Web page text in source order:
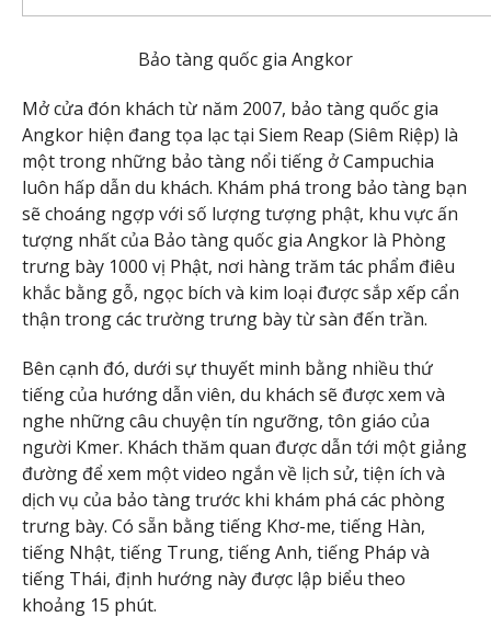
Bảo tàng quốc gia Angkor
Mở cửa đón khách từ năm 2007, bảo tàng quốc gia
Angkor hiện đang tọa lạc tại Siem Reap (Siêm Riệp) là
một trong những bảo tàng nổi tiếng ở Campuchia
luôn hấp dẫn du khách. Khám phá trong bảo tàng bạn
sẽ choáng ngợp với số lượng tượng phật, khu vực ấn
tượng nhất của Bảo tàng quốc gia Angkor là Phòng
trưng bày 1000 vị Phật, nơi hàng trăm tác phẩm điêu
khắc bằng gỗ, ngọc bích và kim loại được sắp xếp cẩn
thận trong các trường trưng bày từ sàn đến trần.
Bên cạnh đó, dưới sự thuyết minh bằng nhiều thứ
tiếng của hướng dẫn viên, du khách sẽ được xem và
nghe những câu chuyện tín ngưỡng, tôn giáo của
người Kmer. Khách thăm quan được dẫn tới một giảng
đường để xem một video ngắn về lịch sử, tiện ích và
dịch vụ của bảo tàng trước khi khám phá các phòng
trưng bày. Có sẵn bằng tiếng Khơ-me, tiếng Hàn,
tiếng Nhật, tiếng Trung, tiếng Anh, tiếng Pháp và
tiếng Thái, định hướng này được lập biểu theo
khoảng 15 phút.